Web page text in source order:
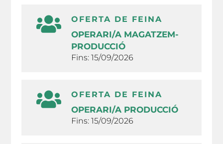
OFERTA DE FEINA
OPERARI/A MAGATZEM-
PRODUCCIÓ
Fins: 15/09/2026
OFERTA DE FEINA
OPERARI/A PRODUCCIÓ
Fins: 15/09/2026